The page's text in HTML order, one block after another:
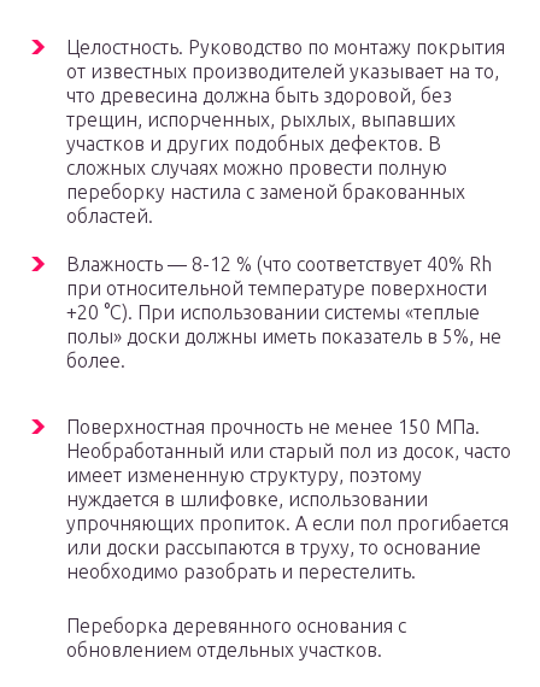
Целостность. Руководство по монтажу покрытия
от известных производителей указывает на то,
что древесина должна быть здоровой, без
трещин, испорченных, рыхлых, выпавших
участков и других подобных дефектов. В
сложных случаях можно провести полную
переборку настила с заменой бракованных
областей.
Влажность — 8-12 % (что соответствует 40% Rh
при относительной температуре поверхности
+20 °С). При использовании системы «теплые
полы» доски должны иметь показатель в 5%, не
более.
Поверхностная прочность не менее 150 МПа.
Необработанный или старый пол из досок, часто
имеет измененную структуру, поэтому
нуждается в шлифовке, использовании
упрочняющих пропиток. А если пол прогибается
или доски рассыпаются в труху, то основание
необходимо разобрать и перестелить.
Переборка деревянного основания с
обновлением отдельных участков.